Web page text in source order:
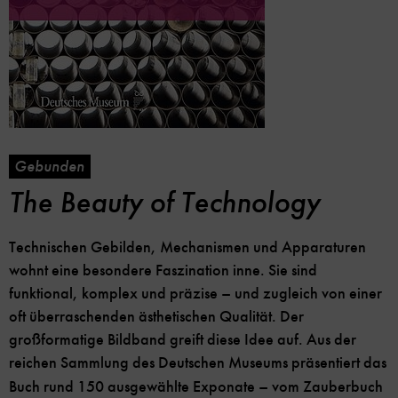
Gebunden
The Beauty of Technology
Technischen Gebilden, Mechanismen und Apparaturen
wohnt eine besondere Faszination inne. Sie sind
funktional, komplex und präzise – und zugleich von einer
oft überraschenden ästhetischen Qualität. Der
großformatige Bildband greift diese Idee auf. Aus der
reichen Sammlung des Deutschen Museums präsentiert das
Buch rund 150 ausgewählte Exponate – vom Zauberbuch